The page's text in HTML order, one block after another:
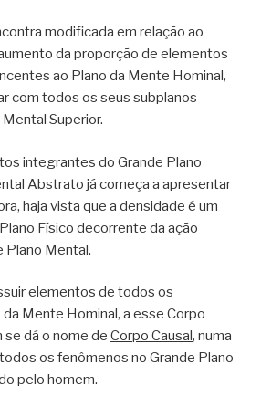
modificada em relação ao
da proporção de elementos
ao Plano da Mente Hominal,
com todos os seus subplanos
Superior.
integrantes do Grande Plano
Abstrato já começa a apresentar
haja vista que a densidade é um
Físico decorrente da ação
Plano Mental.
elementos de todos os
Mente Hominal, a esse Corpo
dá o nome de Corpo Causal, numa
os fenômenos no Grande Plano
pelo homem.